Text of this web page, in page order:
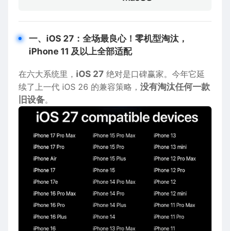
一、iOS 27：全场最良心！零机型淘汰，
iPhone 11 及以上全部适配
在六大系统里， iOS 27 绝对是口碑赢家。今年它延
续了上一代 iOS 26 的兼容策略， 没有淘汰任何一款
旧设备。